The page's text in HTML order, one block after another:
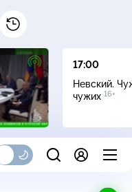
17:00
Невский.
чужих 16+